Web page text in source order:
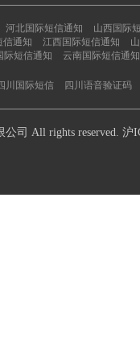
河北国际短信通知
山西国际
信通知 江西国际短信通知
际短信通知 云南国际短信通知
川国际短信 四川语音验证码
司 All rights reserved. 沪